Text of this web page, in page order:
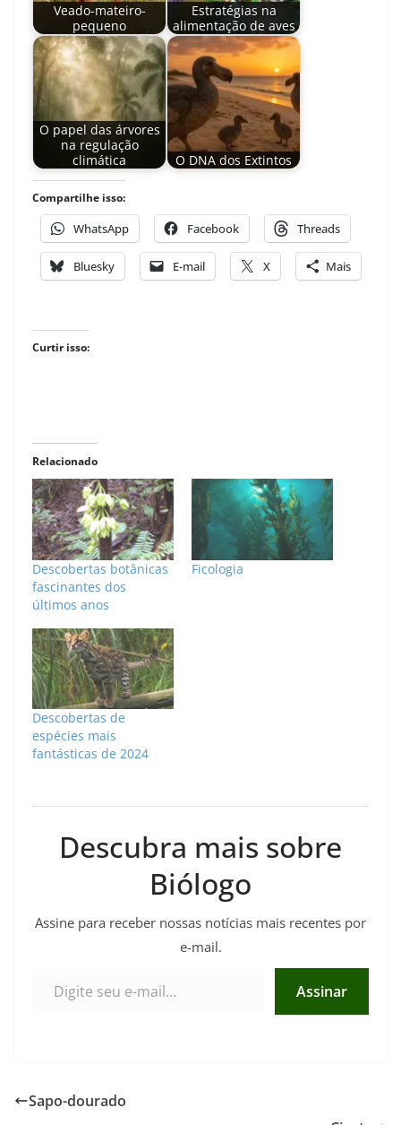
Veado-mateiro-
pequeno
Estratégias na
alimentação de aves
O papel das árvores
na regulação
climática
O DNA dos Extintos
Compartilhe isso:
WhatsApp Facebook Threads
Bluesky E-mail X Mais
Curtir isso:
Relacionado
Descobertas botânicas
fascinantes dos
últimos anos
Ficologia
Descobertas de
espécies mais
fantásticas de 2024
Descubra mais sobre
Biólogo
Assine para receber nossas notícias mais recentes por
e-mail.
Assinar
Sapo-dourado